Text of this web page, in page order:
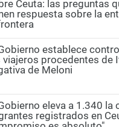
Ceuta: las preguntas
respuesta sobre la
establece
viajeros procedentes de
de Meloni
eleva a 1.340 la
registrados en